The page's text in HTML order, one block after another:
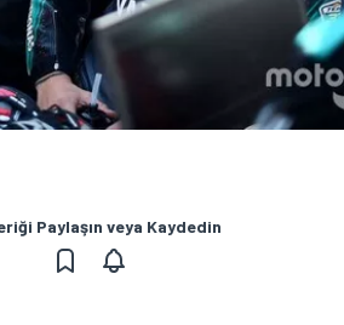
Paylaşın veya Kaydedin